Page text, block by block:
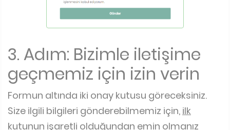
3. Adım: Bizimle iletişime
geçmemiz için izin verin
Formun altında iki onay kutusu göreceksiniz.
Size ilgili bilgileri gönderebilmemiz için, ilk
kutunun işaretli olduğundan emin olmanız